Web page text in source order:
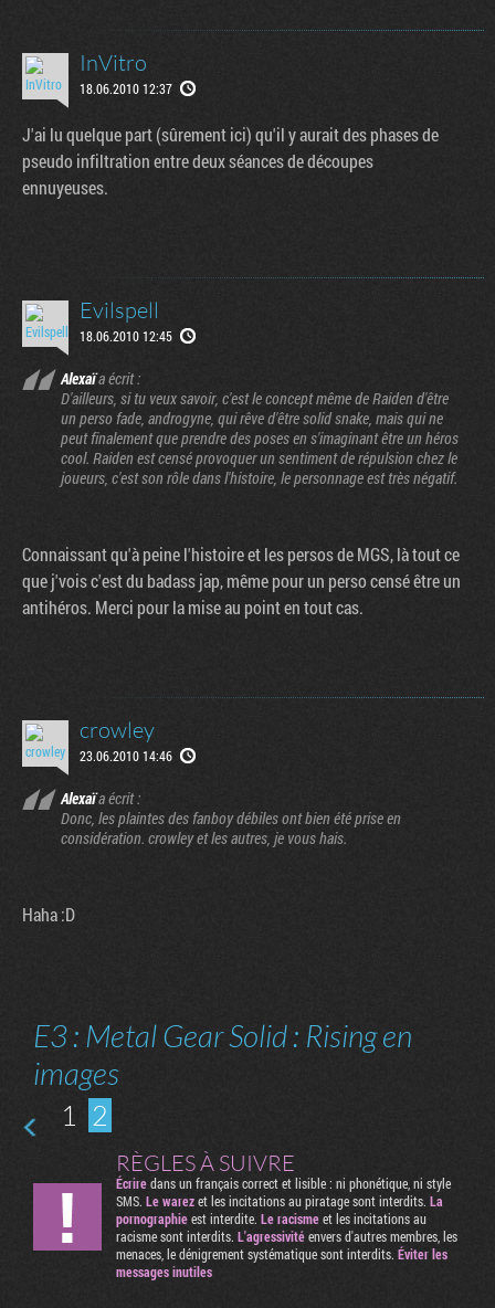
InVitro
18.06.2010 12:37
J'ai lu quelque part (sûrement ici) qu'il y aurait des phases de
pseudo infiltration entre deux séances de découpes
ennuyeuses.
Evilspell
18.06.2010 12:45
Alexaïa écrit :
D'ailleurs, si tu veux savoir, c'est le concept même de Raiden d'être
un perso fade, androgyne, qui rêve d'être solid snake, mais qui ne
peut finalement que prendre des poses en s'imaginant être un héros
cool. Raiden est censé provoquer un sentiment de répulsion chez le
joueurs, c'est son rôle dans l'histoire, le personnage est très négatif.
Connaissant qu'à peine l'histoire et les persos de MGS, là tout ce
que j'vois c'est du badass jap, même pour un perso censé être un
antihéros. Merci pour la mise au point en tout cas.
crowley
23.06.2010 14:46
Alexaïa écrit :
Donc, les plaintes des fanboy débiles ont bien été prise en
considération. crowley et les autres, je vous hais.
Haha :D
E3 : Metal Gear Solid : Rising en
images
1 2
RÈGLES À SUIVRE
Écriredans un français correct et lisible : ni phonétique, ni style
SMS. Le warezet les incitations au piratage sont interdits. La
pornographieest interdite. Le racismeet les incitations au
racisme sont interdits. L'agressivitéenvers d'autres membres, les
menaces, le dénigrement systématique sont interdits. Éviter les
messages inutiles
Tribune